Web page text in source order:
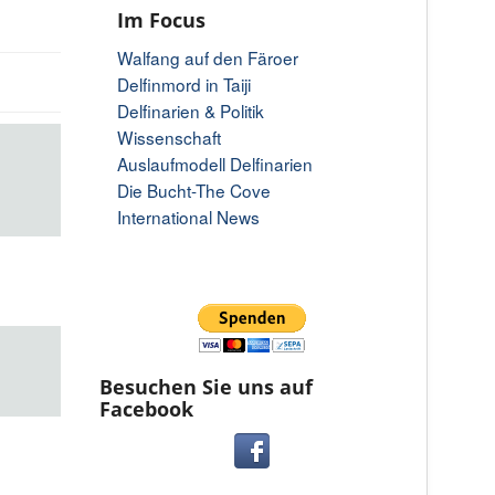
Im Focus
Walfang auf den Färoer
Delfinmord in Taiji
Delfinarien & Politik
Wissenschaft
Auslaufmodell Delfinarien
Die Bucht-The Cove
International News
Besuchen Sie uns auf
Facebook